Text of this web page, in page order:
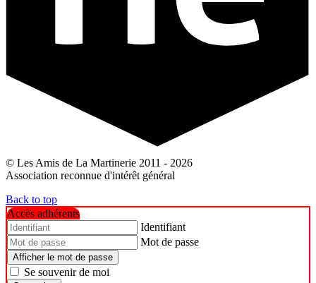
© Les Amis de La Martinerie 2011 - 2026
Association reconnue d'intérêt général
Back to top
Accès adhérents
Identifiant
Mot de passe
Afficher le mot de passe
Se souvenir de moi